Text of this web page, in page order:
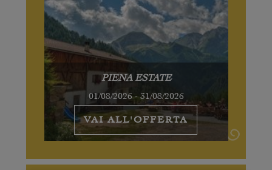
PIENA ESTATE
01/08/2026 - 31/08/2026
VAI ALL'OFFERTA